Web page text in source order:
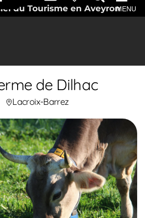
du Tourisme en AveyronMENU
de Dilhac
Lacroix-Barrez